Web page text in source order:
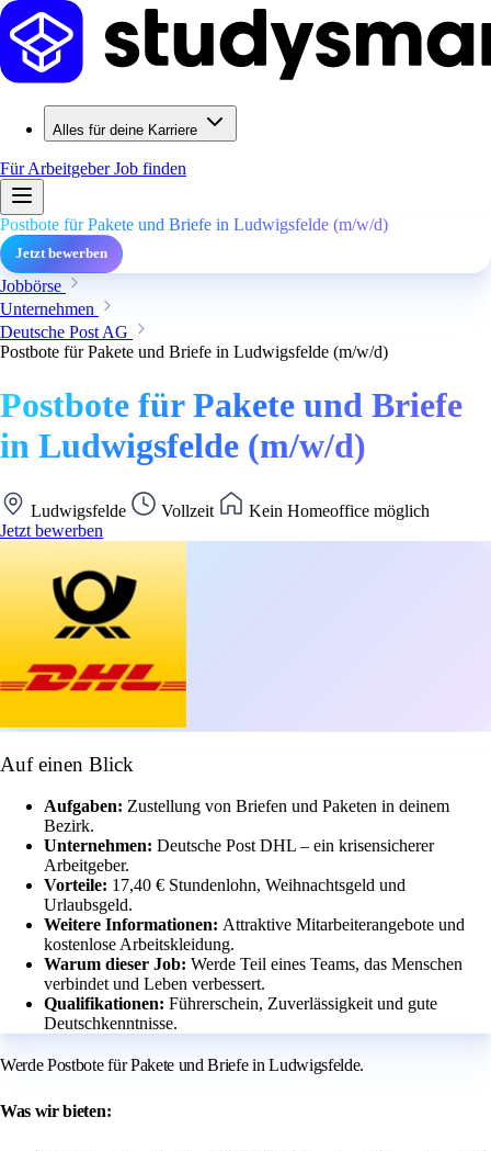
Alles für deine Karriere
Für ArbeitgeberJob finden
Postbote für Pakete und Briefe in Ludwigsfelde (m/w/d)
Jetzt bewerben
Jobbörse
Unternehmen
Deutsche Post AG
Postbote für Pakete und Briefe in Ludwigsfelde (m/w/d)
Postbote für Pakete und Briefe
in Ludwigsfelde (m/w/d)
Ludwigsfelde Vollzeit
Kein Homeoffice möglich
Jetzt bewerben
Auf einen Blick
Aufgaben: Zustellung von Briefen und Paketen in deinem
Bezirk.
Unternehmen: Deutsche Post DHL – ein krisensicherer
Arbeitgeber.
Vorteile: 17,40 € Stundenlohn, Weihnachtsgeld und
Urlaubsgeld.
Weitere Informationen: Attraktive Mitarbeiterangebote und
kostenlose Arbeitskleidung.
Warum dieser Job: Werde Teil eines Teams, das Menschen
verbindet und Leben verbessert.
Qualifikationen: Führerschein, Zuverlässigkeit und gute
Deutschkenntnisse.
Werde Postbote für Pakete und Briefe in Ludwigsfelde.
Was wir bieten: